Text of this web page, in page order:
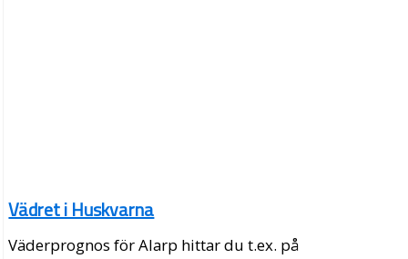
Vädret i Huskvarna
Väderprognos för Alarp hittar du t.ex. på